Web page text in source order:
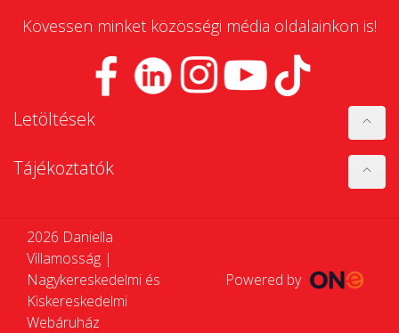
Kövessen minket közösségi média oldalainkon is!
Letöltések
Tájékoztatók
2026 Daniella
Villamosság |
Nagykereskedelmi és
Kiskereskedelmi
Webáruház
Powered by